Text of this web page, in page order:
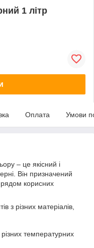
1 літр
Оплата Умови
– це якісний і
Він призначений
рядом корисних
з різних матеріалів,
температурних